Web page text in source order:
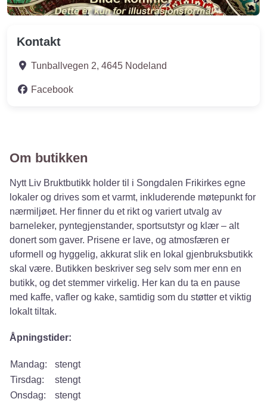
Kontakt
Tunballvegen 2, 4645 Nodeland
Facebook
Om butikken
Nytt Liv Bruktbutikk holder til i Songdalen Frikirkes egne
lokaler og drives som et varmt, inkluderende møtepunkt for
nærmiljøet. Her finner du et rikt og variert utvalg av
barneleker, pyntegjenstander, sportsutstyr og klær – alt
donert som gaver. Prisene er lave, og atmosfæren er
uformell og hyggelig, akkurat slik en lokal gjenbruksbutikk
skal være. Butikken beskriver seg selv som mer enn en
butikk, og det stemmer virkelig. Her kan du ta en pause
med kaffe, vafler og kake, samtidig som du støtter et viktig
lokalt tiltak.
Åpningstider:
Mandag:
stengt
Tirsdag:
stengt
Onsdag:
stengt